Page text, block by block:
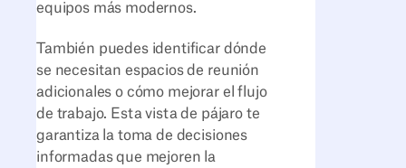
equipos más modernos.
También puedes identificar dónde
se necesitan espacios de reunión
adicionales o cómo mejorar el flujo
de trabajo. Esta vista de pájaro te
garantiza la toma de decisiones
informadas que mejoren la